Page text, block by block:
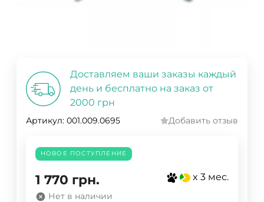
Доставляем ваши заказы каждый
день и бесплатно на заказ от
2000 грн
Артикул: 001.009.0695 Добавить отзыв
НОВОЕ ПОСТУПЛЕНИЕ
1 770 грн. x 3 мес.
Нет в наличии